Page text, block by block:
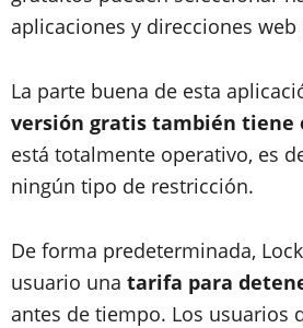
aplicaciones y direcciones
La parte buena de esta
versión gratis también tiene
está totalmente operativo, es
ningún tipo de restricción.
De forma predeterminada,
usuario una tarifa para
antes de tiempo. Los usuarios